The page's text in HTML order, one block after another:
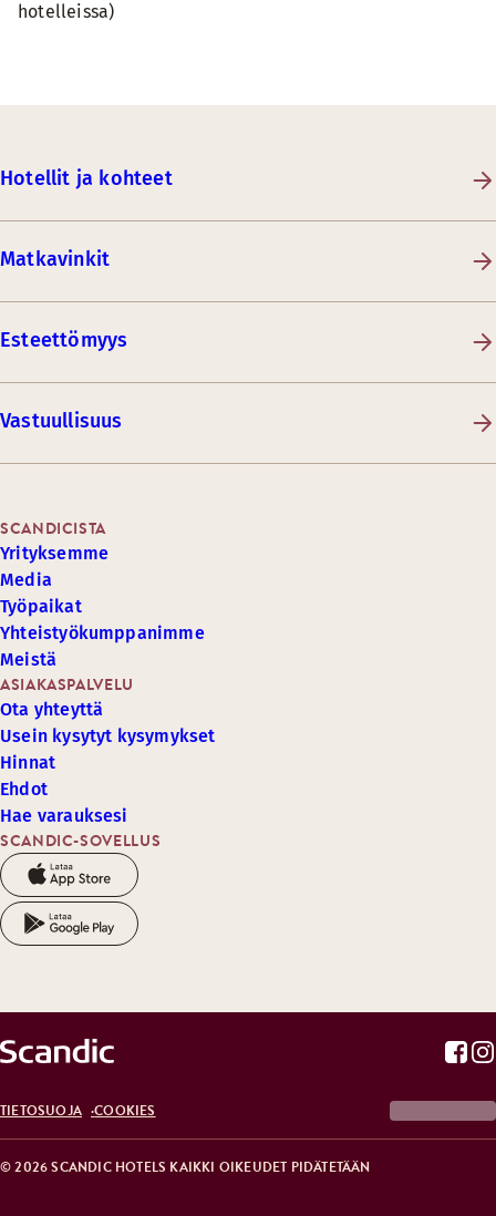
hotelleissa)
Hotellit ja kohteet
Matkavinkit
Esteettömyys
Vastuullisuus
SCANDIC-SOVELLUS
ASIAKASPALVELU
Ota yhteyttä
Usein kysytyt kysymykset
Hinnat
Ehdot
Hae varauksesi
SCANDICISTA
Yrityksemme
Media
Työpaikat
Yhteistyökumppanimme
Meistä
© 2026 SCANDIC HOTELS KAIKKI OIKEUDET PIDÄTETÄÄN
TIETOSUOJA COOKIES